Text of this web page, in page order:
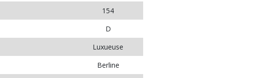
154
D
Luxueuse
Berline